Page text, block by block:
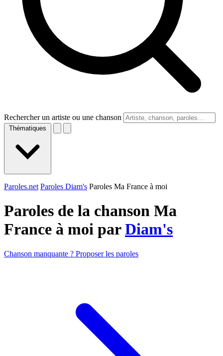
Rechercher un artiste ou une chanson
Thématiques
Paroles.net Paroles Diam's Paroles Ma France à moi
Paroles de la chanson Ma
France à moi parDiam's
Chanson manquante ? Proposer les paroles